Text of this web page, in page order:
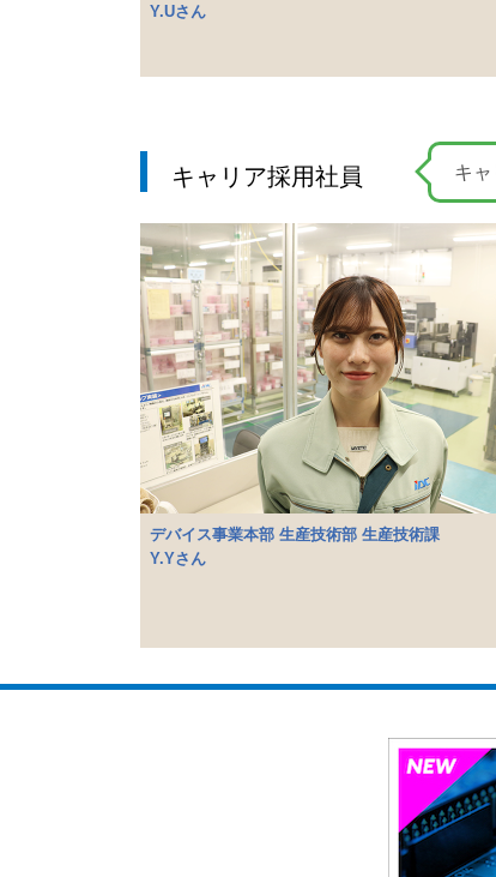
Y.Uさん
キャリア採用社員 キャ
デバイス事業本部 生産技術部 生産技術課
Y.Yさん